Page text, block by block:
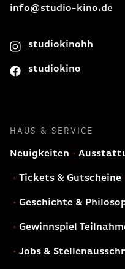
info@studio-kino.de
studiokinohh
studiokino
HAUS & SERVICE
Neuigkeiten
Tickets & Gutscheine
Geschichte &
Gewinnspiel
Jobs &